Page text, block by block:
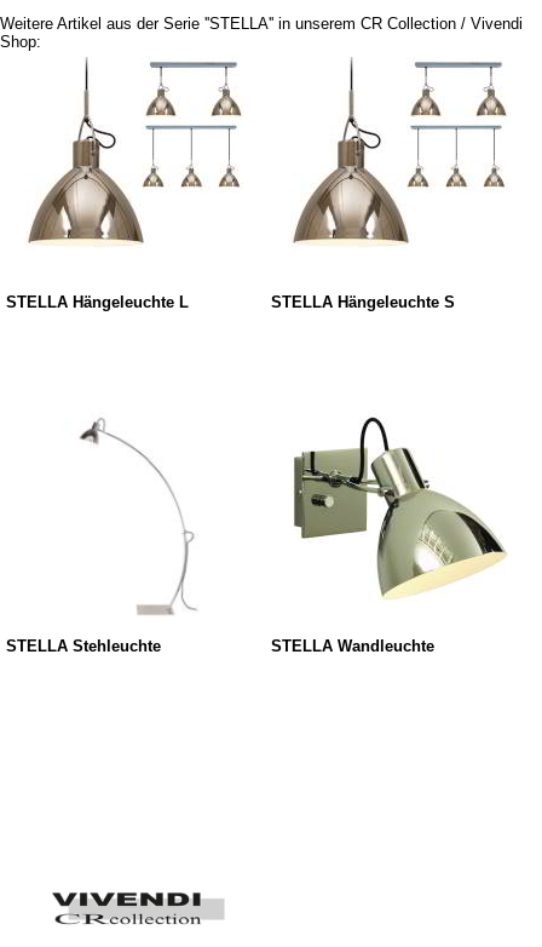
Weitere Artikel aus der Serie ''STELLA'' in unserem CR Collection / Vivendi
Shop:
STELLA Hängeleuchte L STELLA Hängeleuchte S
STELLA Stehleuchte STELLA Wandleuchte